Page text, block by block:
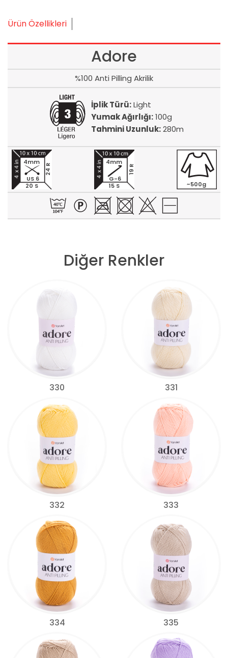
Ürün Özellikleri
Adore
%100 Anti Pilling Akrilik
İplik Türü:Light
Yumak Ağırlığı:100g
Tahmini Uzunluk:280m
20 S
24 R
4mm
US 6
15 S
19 R
4mm
G-6
~500g
Diğer Renkler
330 331
332 333
334 335